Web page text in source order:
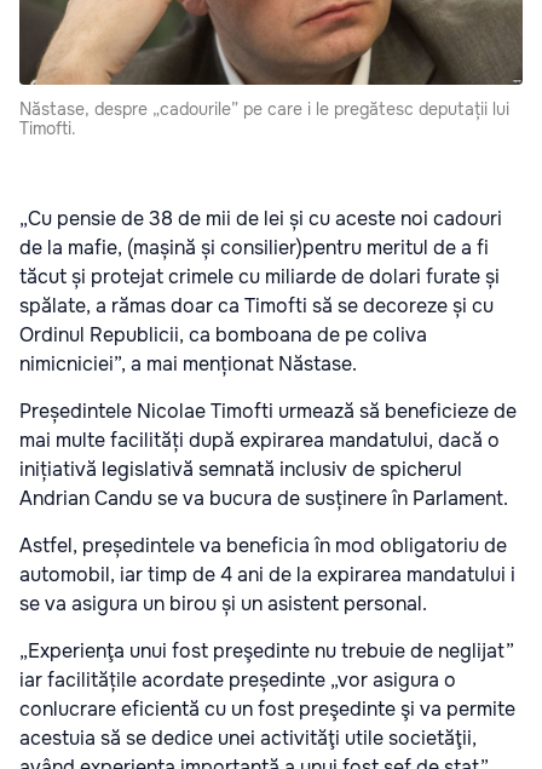
Năstase, despre „cadourile” pe care i le pregătesc deputații lui
Timofti.
„Cu pensie de 38 de mii de lei și cu aceste noi cadouri
de la mafie, (mașină și consilier)pentru meritul de a fi
tăcut și protejat crimele cu miliarde de dolari furate și
spălate, a rămas doar ca Timofti să se decoreze și cu
Ordinul Republicii, ca bomboana de pe coliva
nimicniciei”, a mai menționat Năstase.
Președintele Nicolae Timofti urmează să beneficieze de
mai multe facilități după expirarea mandatului, dacă o
inițiativă legislativă semnată inclusiv de spicherul
Andrian Candu se va bucura de susținere în Parlament.
Astfel, președintele va beneficia în mod obligatoriu de
automobil, iar timp de 4 ani de la expirarea mandatului i
se va asigura un birou și un asistent personal.
„Experienţa unui fost preşedinte nu trebuie de neglijat”
iar facilitățile acordate președinte „vor asigura o
conlucrare eficientă cu un fost preşedinte şi va permite
acestuia să se dedice unei activităţi utile societăţii,